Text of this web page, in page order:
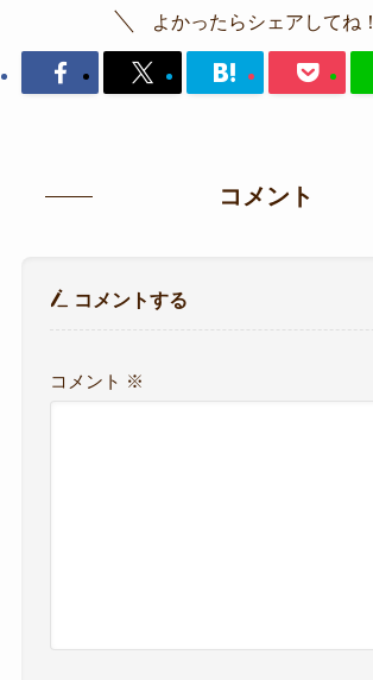
よかったらシェアしてね！
コメント
コメントする
コメント ※